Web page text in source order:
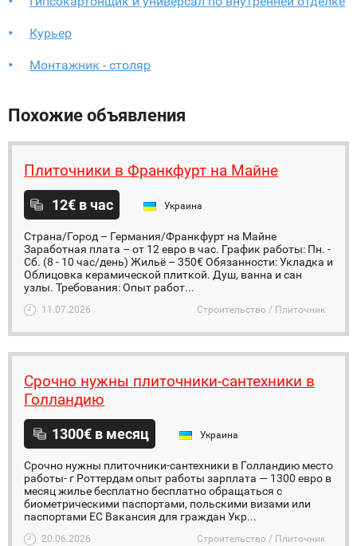
Курьер
Монтажник - столяр
Похожие объявления
Плиточники в Франкфурт на Майне
12€ в час Украина
Страна/Город – Германия/Франкфурт на Майне
Заработная плата – от 12 евро в час. График работы: Пн. -
Сб. (8 - 10 час/день) Жильё – 350€ Обязанности: Укладка и
Облицовка керамической плиткой. Душ, ванна и сан
узлы. Требования: Опыт работ...
11.07.2026 Строительство / Плиточник
Срочно нужны плиточники-сантехники в
Голландию
1300€ в месяц Украина
Срочно нужны плиточники-сантехники в Голландию место
работы- г Роттердам опыт работы зарплата — 1300 евро в
месяц жилье бесплатно бесплатно обращаться с
биометрическими паспортами, польскими визами или
паспортами ЕС Вакансия для граждан Укр...
20.06.2026 Строительство / Плиточник